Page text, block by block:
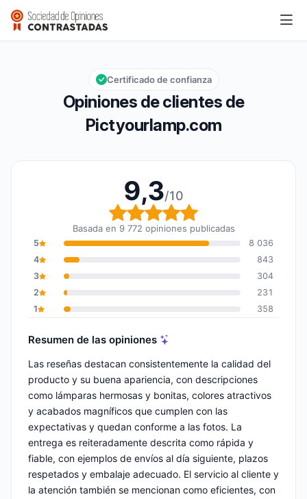
Pictyourlamp.com
Calificación global: 9,3 de 10
9,3/10
Opiniones de clientes de
Pictyourlamp.com
Certificado de confianza
9,3/10
Calificación global: 9,3
Basada en 9 772 opiniones publicadas
5
8 036
4
843
3
304
2
231
1
358
Resumen de las opiniones
Las reseñas destacan consistentemente la calidad del
producto y su buena apariencia, con descripciones
como lámparas hermosas y bonitas, colores atractivos
y acabados magníficos que cumplen con las
expectativas y quedan conforme a las fotos. La
entrega es reiteradamente descrita como rápida y
fiable, con ejemplos de envíos al día siguiente, plazos
respetados y embalaje adecuado. El servicio al cliente y
la atención también se mencionan como eficientes, con